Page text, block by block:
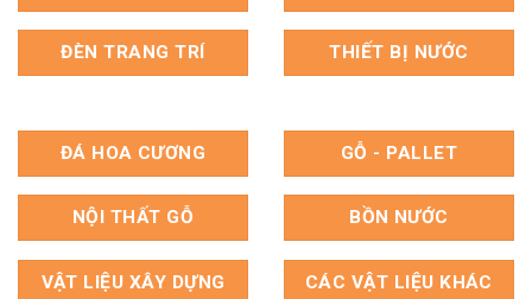
ĐÈN TRANG TRÍ THIẾT BỊ NƯỚC
ĐÁ HOA CƯƠNG
NỘI THẤT GỖ
VẬT LIỆU XÂY DỰNG
GỖ - PALLET
BỒN NƯỚC
CÁC VẬT LIỆU KHÁC